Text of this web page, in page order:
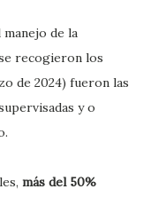
de la
recogieron los
de 2024) fueron las
y o
más del 50%